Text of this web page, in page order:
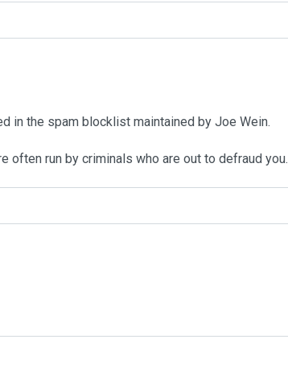
in the spam blocklist maintained by Joe Wein.
often run by criminals who are out to defraud you.